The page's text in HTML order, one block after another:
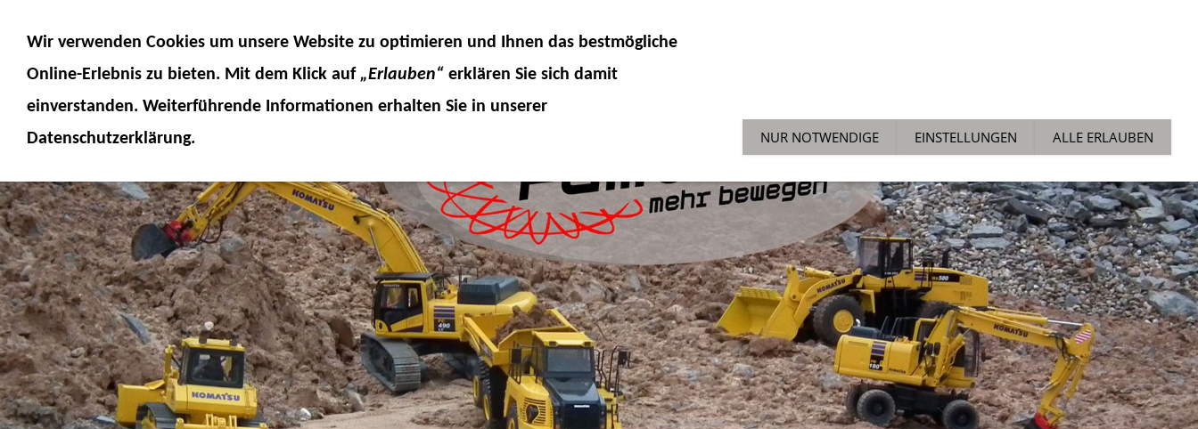
FUMOTEC ONLINESHOP SONDERAKTIONEN ENGLISH-SHOP
Wir verwenden Cookies um unsere Website zu optimieren und Ihnen das bestmögliche
Online-Erlebnis zu bieten. Mit dem Klick auf „Erlauben“ erklären Sie sich damit
einverstanden. Weiterführende Informationen erhalten Sie in unserer
Datenschutzerklärung.
NUR NOTWENDIGE EINSTELLUNGEN ALLE ERLAUBEN